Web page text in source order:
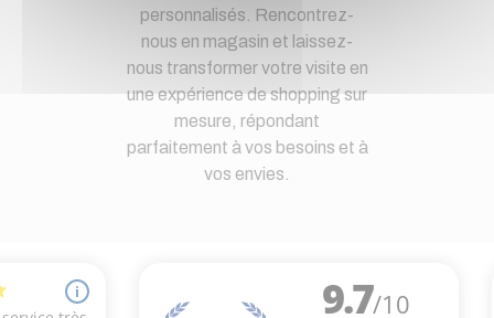
personnalisés. Rencontrez-
nous en magasin et laissez-
nous transformer votre visite en
une expérience de shopping sur
mesure, répondant
parfaitement à vos besoins et à
vos envies.